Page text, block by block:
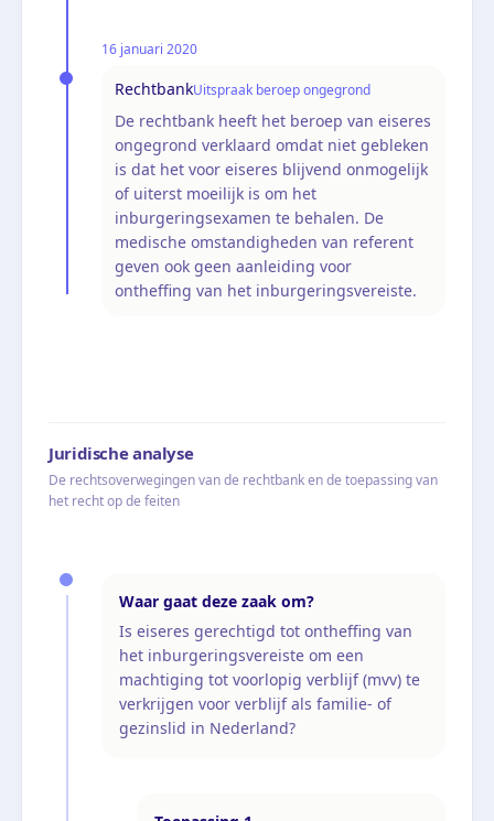
16 januari 2020
RechtbankUitspraak beroep ongegrond
De rechtbank heeft het beroep van eiseres
ongegrond verklaard omdat niet gebleken
is dat het voor eiseres blijvend onmogelijk
of uiterst moeilijk is om het
inburgeringsexamen te behalen. De
medische omstandigheden van referent
geven ook geen aanleiding voor
ontheffing van het inburgeringsvereiste.
Juridische analyse
De rechtsoverwegingen van de rechtbank en de toepassing van
het recht op de feiten
Waar gaat deze zaak om?
Is eiseres gerechtigd tot ontheffing van
het inburgeringsvereiste om een
machtiging tot voorlopig verblijf (mvv) te
verkrijgen voor verblijf als familie- of
gezinslid in Nederland?